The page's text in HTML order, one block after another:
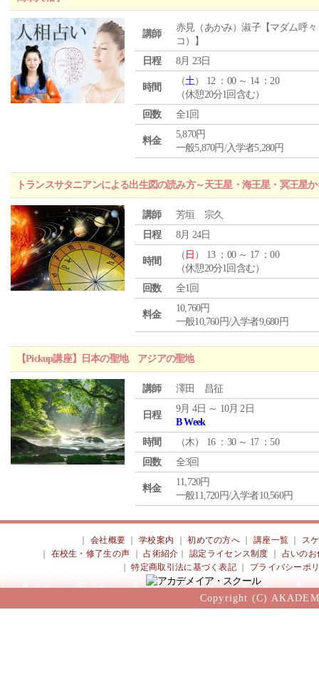
講師
赤見（あかみ）淑子【マダム呼々
コ）】
日程
8月 23日
時間
（土） 12 ：00 ～ 14 ：20
（休憩20分1回含む）
回数
全1回
料金
5,870円
一般5,870円/入学者5,280円
トランスサタニアンによる出生図の読み方～天王星・海王星・冥王星
講師
芳垣 宗久
日程
8月 24日
時間
（ 日 ） 13 ：00 ～ 17 ：00
（休憩20分1回含む）
回数
全1回
料金
10,760円
一般10,760円/入学者9,680円
【Pickup講座】日本の聖地 アジアの聖地
講師 澤田 昌征
日程
9月 4日 ～ 10月 2日
B Week
時間
（木） 16 ：30 ～ 17 ：50
回数
全3回
料金
11,720円
一般11,720円/入学者10,560円
会社概要 ｜学校案内 ｜初めての方へ 講座一覧
ス
在校生・修了生の声 ｜占術紹介 ｜認定ライセンス制度
占いのお
｜特定商取引法に基づく表記 プライバシーポ
Copyright (C)